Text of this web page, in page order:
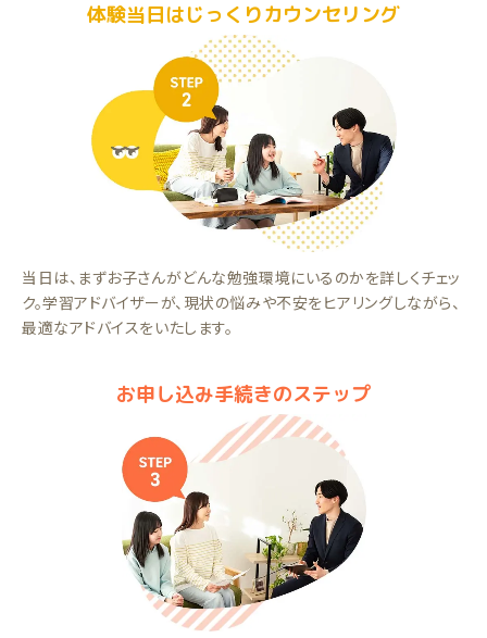
体験当日はじっくりカウンセリング
当日は、まずお子さんがどんな勉強環境にいるのかを詳しくチェッ
ク。学習アドバイザーが、現状の悩みや不安をヒアリングしながら、
最適なアドバイスをいたします。
お申し込み手続きのステップ